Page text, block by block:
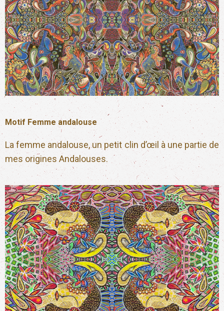
Motif Femme andalouse
La femme andalouse, un petit clin d’œil à une partie de
mes origines Andalouses.